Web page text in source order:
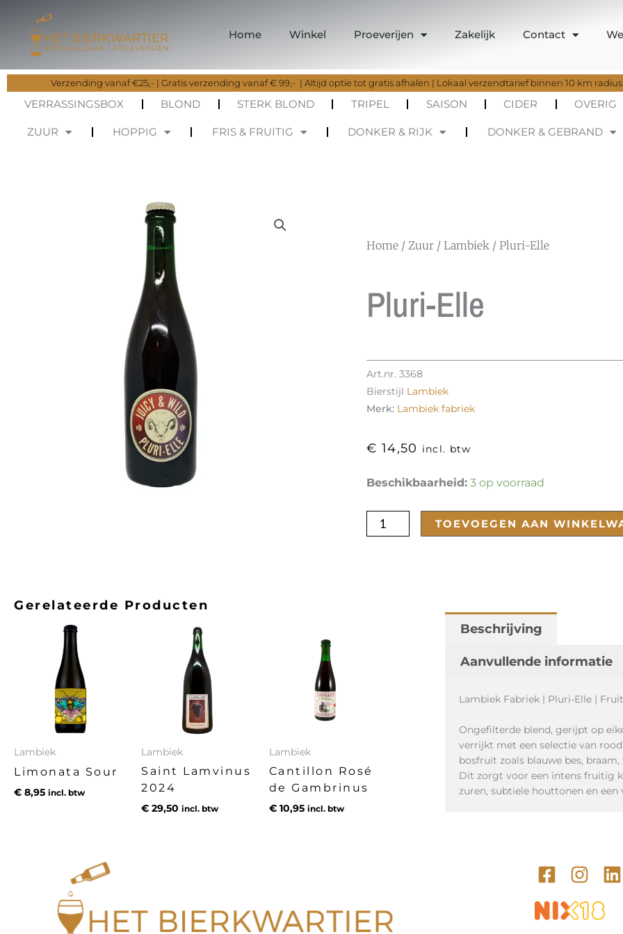
inhoud
Home Winkel Proeverijen Zakelijk Contact
Verzending vanaf €25,- | Gratis verzending vanaf € 99,- | Altijd optie tot gratis afhalen | Lokaal verzendtarief binnen 10 km radius
VERRASSINGSBOX BLOND STERK BLOND TRIPEL SAISON CIDER OVERIG
ZUUR HOPPIG FRIS & FRUITIG DONKER & RIJK DONKER & GEBRAND
Home /Zuur /Lambiek / Pluri-Elle
Pluri-Elle
Art.nr.3368
Bierstijl Lambiek
Merk: Lambiek fabriek
€ 14,50 incl. btw
Beschikbaarheid: 3 op voorraad
Pluri-
aantal
TOEVOEGEN AAN
Gerelateerde Producten
Lambiek
Limonata Sour
€ 8,95 incl. btw
Lambiek
Saint Lamvinus
2024
€ 29,50 incl. btw
Lambiek
Cantillon Rosé
de Gambrinus
€10,95 incl. btw
Beschrijving
Aanvullende informatie
Lambiek Fabriek | Pluri-Elle |
Ongefilterde blend, gerijpt op
verrijkt met een selectie van
bosfruit zoals blauwe bes,
Dit zorgt voor een intens fruitig
zuren, subtiele houttonen en een